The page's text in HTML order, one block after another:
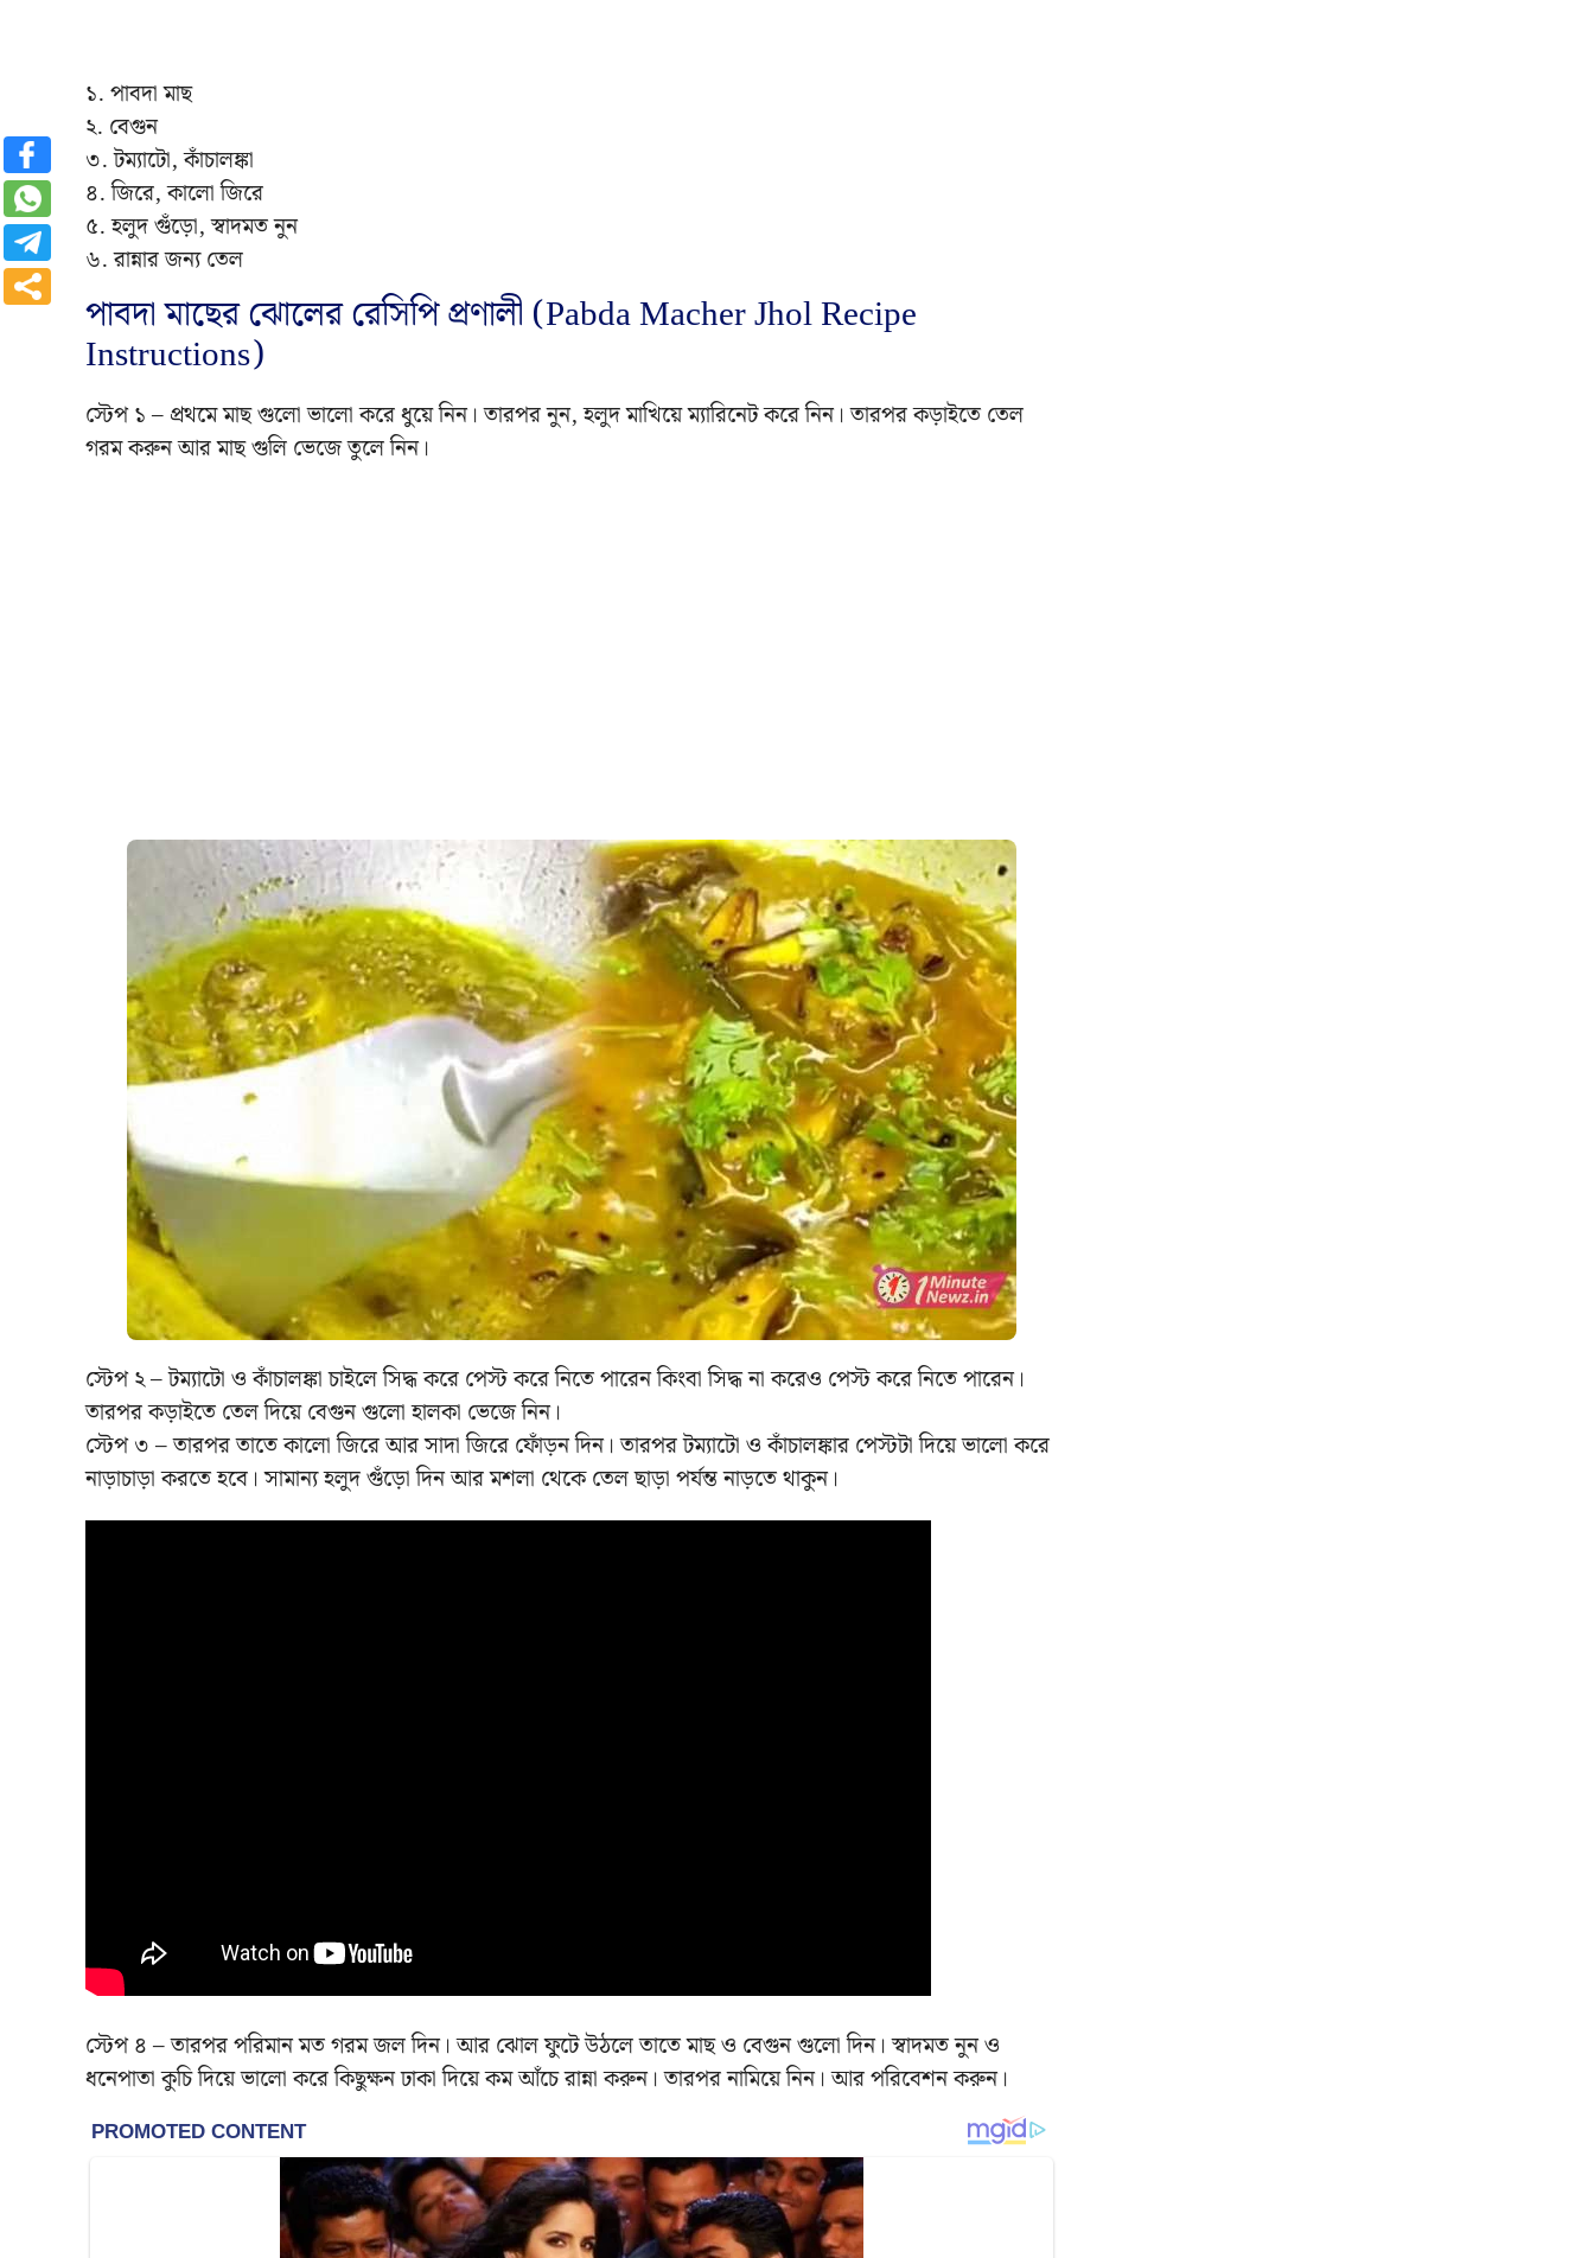
১. পাবদা মাছ
২. বেগুন
৩. টম্যাটো, কাঁচালঙ্কা
৪. জিরে, কালো জিরে
৫. হলুদ গুঁড়ো, স্বাদমত নুন
৬. রান্নার জন্য তেল
পাবদা মাছের ঝোলের রেসিপি প্রণালী (Pabda Macher Jhol Recipe
Instructions)
স্টেপ ১ – প্রথমে মাছ গুলো ভালো করে ধুয়ে নিন। তারপর নুন, হলুদ মাখিয়ে ম্যারিনেট করে নিন। তারপর কড়াইতে তেল
গরম করুন আর মাছ গুলি ভেজে তুলে নিন।
স্টেপ ২ – টম্যাটো ও কাঁচালঙ্কা চাইলে সিদ্ধ করে পেস্ট করে নিতে পারেন কিংবা সিদ্ধ না করেও পেস্ট করে নিতে পারেন।
তারপর কড়াইতে তেল দিয়ে বেগুন গুলো হালকা ভেজে নিন।
স্টেপ ৩ – তারপর তাতে কালো জিরে আর সাদা জিরে ফোঁড়ন দিন। তারপর টম্যাটো ও কাঁচালঙ্কার পেস্টটা দিয়ে ভালো করে
নাড়াচাড়া করতে হবে। সামান্য হলুদ গুঁড়ো দিন আর মশলা থেকে তেল ছাড়া পর্যন্ত নাড়তে থাকুন।
স্টেপ ৪ – তারপর পরিমান মত গরম জল দিন। আর ঝোল ফুটে উঠলে তাতে মাছ ও বেগুন গুলো দিন। স্বাদমত নুন ও
ধনেপাতা কুচি দিয়ে ভালো করে কিছুক্ষন ঢাকা দিয়ে কম আঁচে রান্না করুন। তারপর নামিয়ে নিন। আর পরিবেশন করুন।